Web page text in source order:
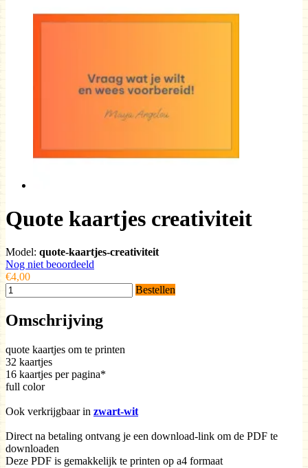
Quote kaartjes creativiteit
Model: quote-kaartjes-creativiteit
Nog niet beoordeeld
€4,00
Bestellen
Omschrijving
quote kaartjes om te printen
32 kaartjes ​​​​
16 kaartjes per pagina*
full color
Ook verkrijgbaar in zwart-wit
Direct na betaling ontvang je een download-link om de PDF te
downloaden
Deze PDF is gemakkelijk te printen op a4 formaat